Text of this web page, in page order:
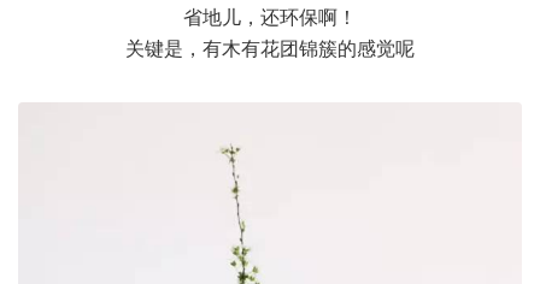
省地儿，还环保啊！
关键是，有木有花团锦簇的感觉呢